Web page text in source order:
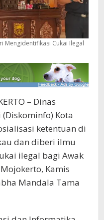
Mengidentifikasi Cukai Ilegal
– Dinas
Kota
ketentuan di
dan diberi ilmu
ilegal bagi Awak
Kamis
Mandala Tama